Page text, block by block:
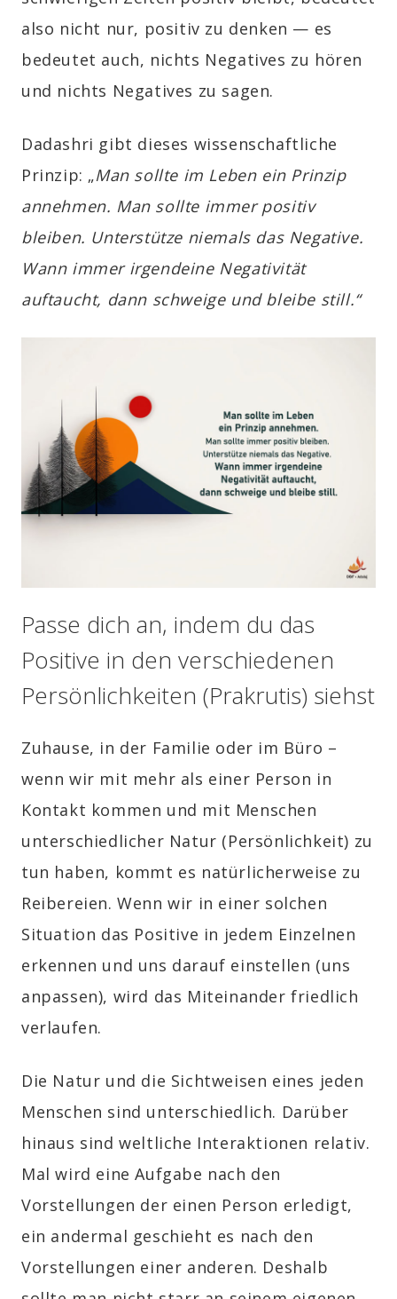
also nicht nur, positiv zu denken — es
bedeutet auch, nichts Negatives zu hören
und nichts Negatives zu sagen.
Dadashri gibt dieses wissenschaftliche
Prinzip: „Man sollte im Leben ein Prinzip
annehmen. Man sollte immer positiv
bleiben. Unterstütze niemals das Negative.
Wann immer irgendeine Negativität
auftaucht, dann schweige und bleibe still.“
Passe dich an, indem du das
Positive in den verschiedenen
Persönlichkeiten (Prakrutis) siehst
Zuhause, in der Familie oder im Büro –
wenn wir mit mehr als einer Person in
Kontakt kommen und mit Menschen
unterschiedlicher Natur (Persönlichkeit) zu
tun haben, kommt es natürlicherweise zu
Reibereien. Wenn wir in einer solchen
Situation das Positive in jedem Einzelnen
erkennen und uns darauf einstellen (uns
anpassen), wird das Miteinander friedlich
verlaufen.
Die Natur und die Sichtweisen eines jeden
Menschen sind unterschiedlich. Darüber
hinaus sind weltliche Interaktionen relativ.
Mal wird eine Aufgabe nach den
Vorstellungen der einen Person erledigt,
ein andermal geschieht es nach den
Vorstellungen einer anderen. Deshalb